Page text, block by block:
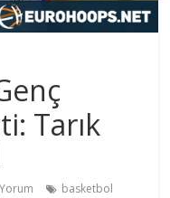
Tarık
basketbol